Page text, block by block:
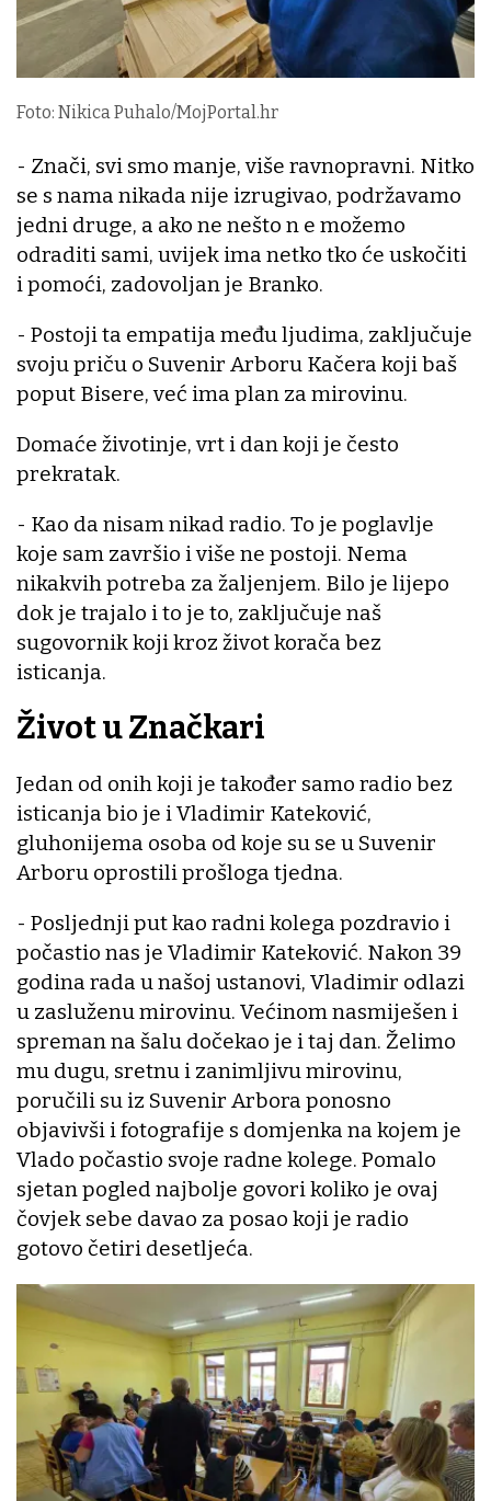
Foto: Nikica Puhalo/MojPortal.hr
- Znači, svi smo manje, više ravnopravni. Nitko
se s nama nikada nije izrugivao, podržavamo
jedni druge, a ako ne nešto n e možemo
odraditi sami, uvijek ima netko tko će uskočiti
i pomoći, zadovoljan je Branko.
- Postoji ta empatija među ljudima, zaključuje
svoju priču o Suvenir Arboru Kačera koji baš
poput Bisere, već ima plan za mirovinu.
Domaće životinje, vrt i dan koji je često
prekratak.
- Kao da nisam nikad radio. To je poglavlje
koje sam završio i više ne postoji. Nema
nikakvih potreba za žaljenjem. Bilo je lijepo
dok je trajalo i to je to, zaključuje naš
sugovornik koji kroz život korača bez
isticanja.
Život u Značkari
Jedan od onih koji je također samo radio bez
isticanja bio je i Vladimir Kateković,
gluhonijema osoba od koje su se u Suvenir
Arboru oprostili prošloga tjedna.
- Posljednji put kao radni kolega pozdravio i
počastio nas je Vladimir Kateković. Nakon 39
godina rada u našoj ustanovi, Vladimir odlazi
u zasluženu mirovinu. Većinom nasmiješen i
spreman na šalu dočekao je i taj dan. Želimo
mu dugu, sretnu i zanimljivu mirovinu,
poručili su iz Suvenir Arbora ponosno
objavivši i fotografije s domjenka na kojem je
Vlado počastio svoje radne kolege. Pomalo
sjetan pogled najbolje govori koliko je ovaj
čovjek sebe davao za posao koji je radio
gotovo četiri desetljeća.